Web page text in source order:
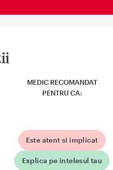
MEDIC RECOMANDAT
PENTRU CA:
Este atent si implicat
Explica pe intelesul tau